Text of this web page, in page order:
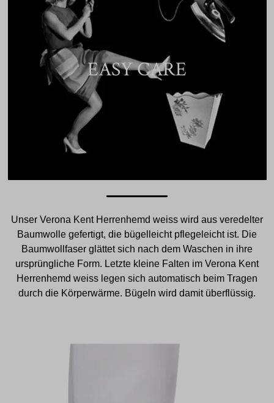
EASY CARE
Unser Verona Kent Herrenhemd weiss wird aus veredelter
Baumwolle gefertigt, die bügelleicht pflegeleicht ist. Die
Baumwollfaser glättet sich nach dem Waschen in ihre
ursprüngliche Form. Letzte kleine Falten im Verona Kent
Herrenhemd weiss legen sich automatisch beim Tragen
durch die Körperwärme. Bügeln wird damit überflüssig.